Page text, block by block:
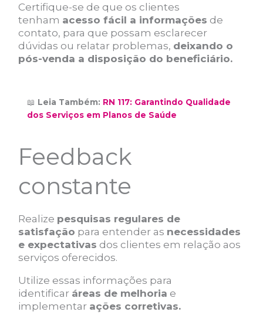
Certifique-se de que os clientes
tenham acesso fácil a informações de
contato, para que possam esclarecer
dúvidas ou relatar problemas, deixando o
pós-venda a disposição do beneficiário.
📖 Leia Também: RN 117: Garantindo Qualidade
dos Serviços em Planos de Saúde
Feedback
constante
Realize pesquisas regulares de
satisfação para entender as necessidades
e expectativas dos clientes em relação aos
serviços oferecidos.
Utilize essas informações para
identificar áreas de melhoria e
implementar ações corretivas.